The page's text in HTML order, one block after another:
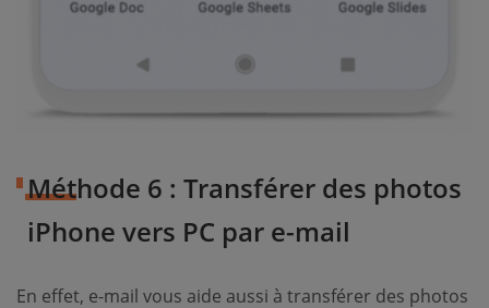
Méthode 6 : Transférer des photos
iPhone vers PC par e-mail
En effet, e-mail vous aide aussi à transférer des photos